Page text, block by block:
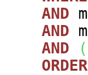
AND m
AND m
AND
(
ORDER